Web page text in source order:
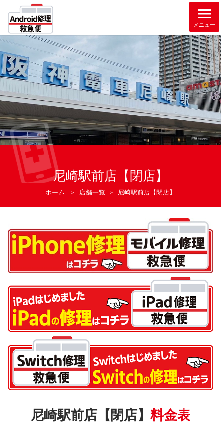
メニュー
尼崎駅前店【閉店】
ホーム ＞ 店舗一覧 ＞ 尼崎駅前店【閉店】
尼崎駅前店【閉店】 料金表